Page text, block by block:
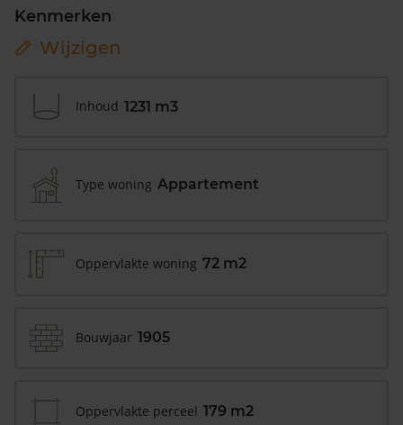
Kenmerken
Wijzigen
Inhoud 1231 m3
Type woning Appartement
Oppervlakte woning 72 m2
Bouwjaar 1905
Oppervlakte perceel 179 m2